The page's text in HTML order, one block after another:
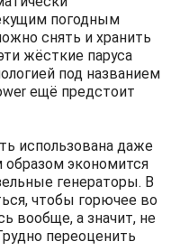
погодным
снять и хранить
жёсткие паруса
под названием
ещё предстоит
использована даже
образом экономится
генераторы. В
чтобы горючее во
вообще, а значит, не
переоценить